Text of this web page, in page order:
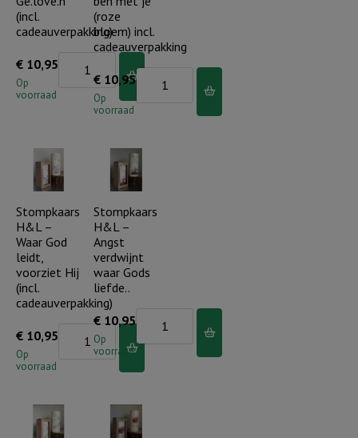
(incl.
cadeauverpakking)
€ 10,95
Op
voorraad
(incl.
cadeauverpakking)
aantal
(roze
bloem) incl.
cadeauverpakking
€ 10,95
Op
voorraad
Stompkaars
H&L
ben
je
incl.
Stompkaars
H&L –
Waar God
leidt,
voorziet Hij
(incl.
cadeauverpakking)
€ 10,95
Op
voorraad
Stompkaars
God
Stompkaars
H&L –
Angst
verdwijnt
waar Gods
liefde..
€ 10,95
Op
voorraad
H&L
verdwijnt
waar